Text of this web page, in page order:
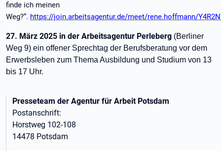
finde ich meinen
Weg?“. https://join.arbeitsagentur.de/meet/rene.hoffmann/
27. März 2025 in der Arbeitsagentur Perleberg (Berliner
Weg 9) ein offener Sprechtag der Berufsberatung vor dem
Erwerbsleben zum Thema Ausbildung und Studium von 13
bis 17 Uhr.
Presseteam der Agentur für Arbeit Potsdam
Postanschrift:
Horstweg 102-108
14478 Potsdam